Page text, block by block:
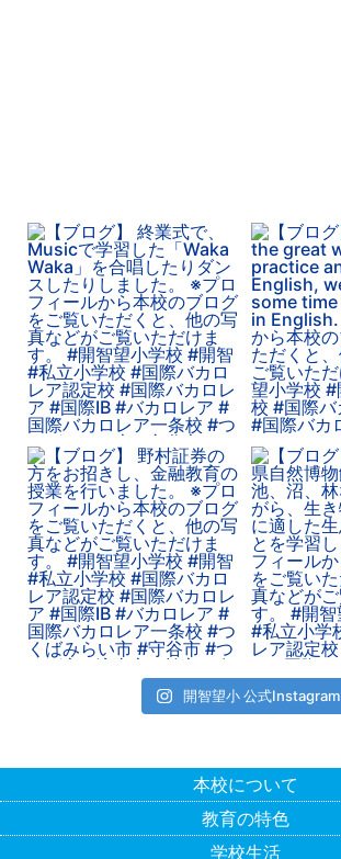
開智望小 公式Instagram
本校について
教育の特色
学校生活